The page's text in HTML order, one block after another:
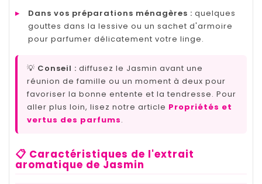
▸ Dans vos préparations ménagères : quelques
gouttes dans la lessive ou un sachet d'armoire
pour parfumer délicatement votre linge.
💡 Conseil : diffusez le Jasmin avant une
réunion de famille ou un moment à deux pour
favoriser la bonne entente et la tendresse. Pour
aller plus loin, lisez notre article Propriétés et
vertus des parfums.
📋 Caractéristiques de l'extrait
aromatique de Jasmin